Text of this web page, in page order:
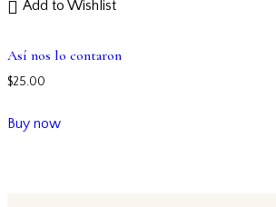
Add to Wishlist
Así nos lo contaron
$25.00
Buy now